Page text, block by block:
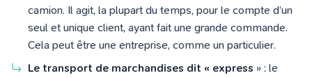
camion. Il agit, la plupart du temps, pour le compte d’un
seul et unique client, ayant fait une grande commande.
Cela peut être une entreprise, comme un particulier.
Le transport de marchandises dit « express » : le